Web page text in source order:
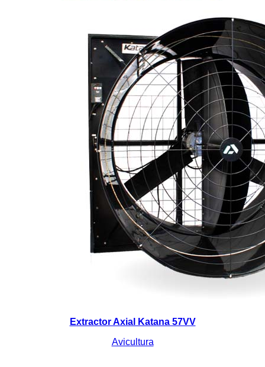
Extractor Axial Katana 57VV
Avicultura